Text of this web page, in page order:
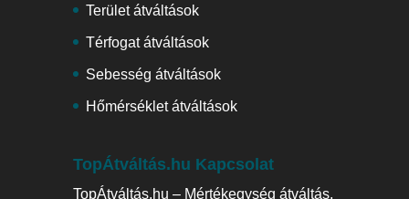
Terület átváltások
Térfogat átváltások
Sebesség átváltások
Hőmérséklet átváltások
TopÁtváltás.hu Kapcsolat
TopÁtváltás.hu – Mértékegység átváltás,